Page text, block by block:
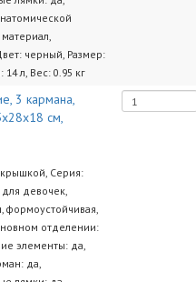
черный, Размер:
л, Вес: 0.95 кг
3 кармана,
см,
Серия:
девочек,
формоустойчивая,
отделении:
элементы: да,
да,